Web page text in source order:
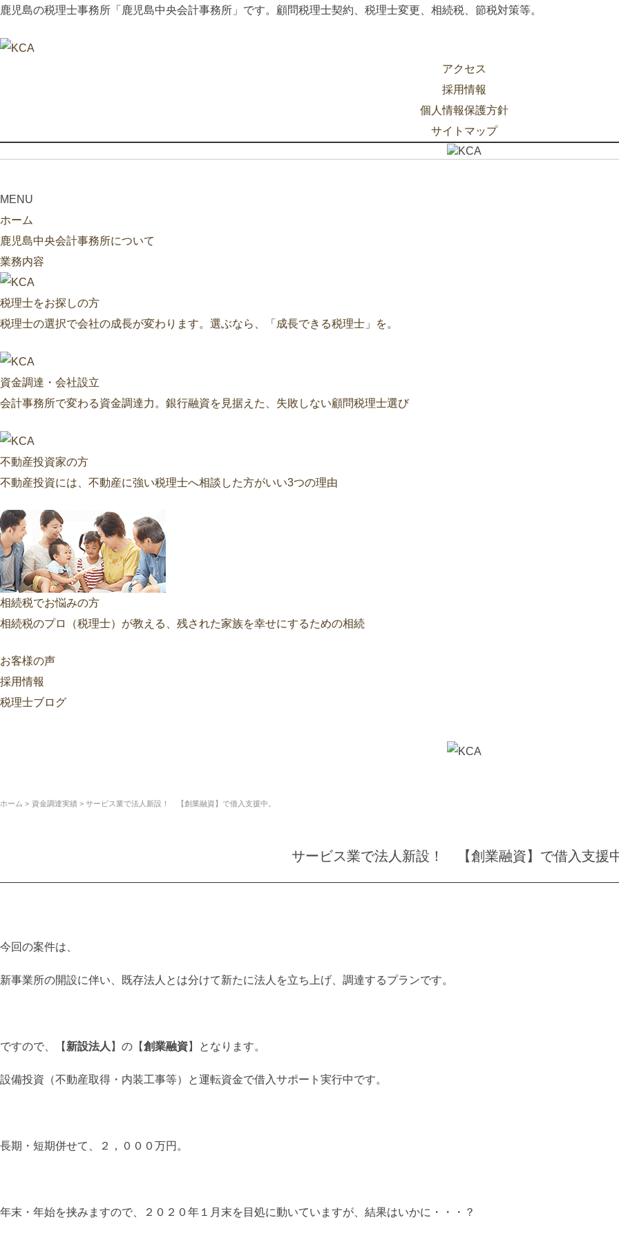
鹿児島の税理士事務所「鹿児島中央会計事務所」です。顧問税理士契約、税理士変更、相続税、節税対策等。
アクセス
採用情報
個人情報保護方針
サイトマップ
MENU
ホーム
鹿児島中央会計事務所について
業務内容
税理士をお探しの方
税理士の選択で会社の成長が変わります。選ぶなら、「成長できる税理士」を。
資金調達・会社設立
会計事務所で変わる資金調達力。銀行融資を見据えた、失敗しない顧問税理士選び
不動産投資家の方
不動産投資には、不動産に強い税理士へ相談した方がいい3つの理由
相続税でお悩みの方
相続税のプロ（税理士）が教える、残された家族を幸せにするための相続
お客様の声
採用情報
税理士ブログ
ホーム 資金調達実績 サービス業で法人新設！ 【創業融資】で借入支援中。
サービス業で法人新設！ 【創業融資】で借入支援
今回の案件は、
新事業所の開設に伴い、既存法人とは分けて新たに法人を立ち上げ、調達するプランです。
ですので、【 新設法人 】の【創業融資】となります。
設備投資（不動産取得・内装工事等）と運転資金で借入サポート実行中です。
長期・短期併せて、２，０００万円。
年末・年始を挟みますので、２０２０年１月末を目処に動いていますが、結果はいかに・・・？